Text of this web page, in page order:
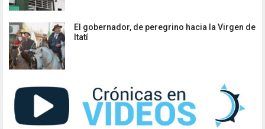
El gobernador, de peregrino hacia la Virgen de
Itatí